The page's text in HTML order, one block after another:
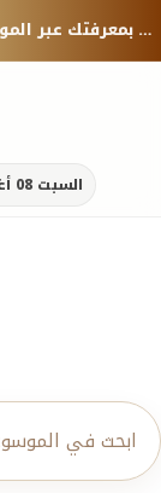
منصة معرفية موثوقة — شارك بمعرفتك عبر الموسوعة العالمية كيوبيديا.
السبت 08 أغسطس 2026